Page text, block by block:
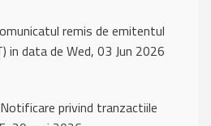
remis de emitentul
in data de Wed, 03 Jun 2026
Notificare privind tranzactiile